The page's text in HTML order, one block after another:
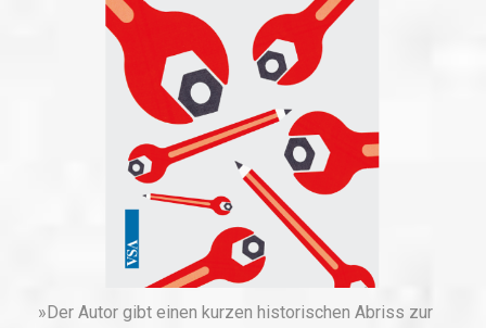
»Der Autor gibt einen kurzen historischen Abriss zur